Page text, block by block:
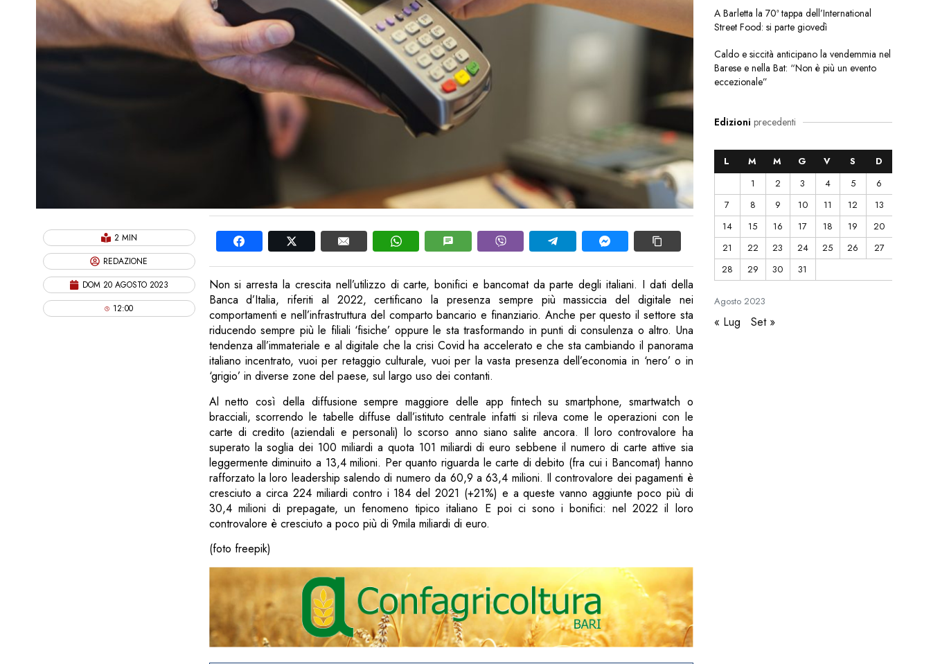
2 MIN
REDAZIONE
DOM 20 AGOSTO 2023
12:00
Non si arresta la crescita nell’utilizzo di carte, bonifici e bancomat da parte degli italiani. I dati della
Banca d’Italia, riferiti al 2022, certificano la presenza sempre più massiccia del digitale nei
comportamenti e nell’infrastruttura del comparto bancario e finanziario. Anche per questo il settore sta
riducendo sempre più le filiali ‘fisiche’ oppure le sta trasformando in punti di consulenza o altro. Una
tendenza all’immateriale e al digitale che la crisi Covid ha accelerato e che sta cambiando il panorama
italiano incentrato, vuoi per retaggio culturale, vuoi per la vasta presenza dell’economia in ‘nero’ o in
‘grigio’ in diverse zone del paese, sul largo uso dei contanti.
Al netto così della diffusione sempre maggiore delle app fintech su smartphone, smartwatch o
bracciali, scorrendo le tabelle diffuse dall’istituto centrale infatti si rileva come le operazioni con le
carte di credito (aziendali e personali) lo scorso anno siano salite ancora. Il loro controvalore ha
superato la soglia dei 100 miliardi a quota 101 miliardi di euro sebbene il numero di carte attive sia
leggermente diminuito a 13,4 milioni. Per quanto riguarda le carte di debito (fra cui i Bancomat) hanno
rafforzato la loro leadership salendo di numero da 60,9 a 63,4 milioni. Il controvalore dei pagamenti è
cresciuto a circa 224 miliardi contro i 184 del 2021 (+21%) e a queste vanno aggiunte poco più di
30,4 milioni di prepagate, un fenomeno tipico italiano E poi ci sono i bonifici: nel 2022 il loro
controvalore è cresciuto a poco più di 9mila miliardi di euro.
(foto freepik)
A Barletta la 70ª tappa dell’International
Street Food: si parte giovedì
Caldo e siccità anticipano la vendemmia nel
Barese e nella Bat: “Non è più un evento
eccezionale”
Edizioni precedenti
Agosto2023
L M M G V S
D
1
2 3 4 5
6
7
8 9 10 11 12
13
14
15 16 17 18 19
20
21
22 23 24 25 26
27
28
29 30 31
« Lug Set »